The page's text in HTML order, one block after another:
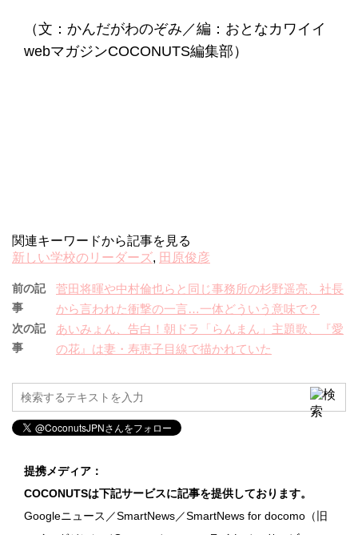
（文：かんだがわのぞみ／編：おとなカワイイ
webマガジンCOCONUTS編集部）
関連キーワードから記事を見る
新しい学校のリーダーズ, 田原俊彦
前の記
事
菅田将暉や中村倫也らと同じ事務所の杉野遥亮、社長
から言われた衝撃の一言…一体どういう意味で？
次の記
事
あいみょん、告白！朝ドラ「らんまん」主題歌、『愛
の花』は妻・寿恵子目線で描かれていた
提携メディア：
COCONUTSは下記サービスに記事を提供しております。
Googleニュース／SmartNews／SmartNews for docomo（旧